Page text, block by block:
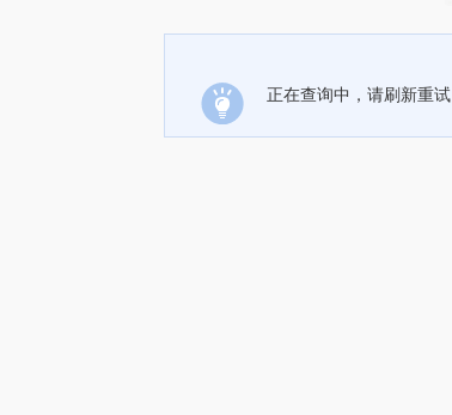
正在查询中，请刷新重试